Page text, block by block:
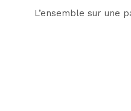
L’ensemble sur une